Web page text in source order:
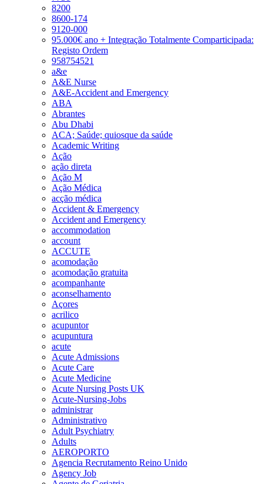
8200
8600-174
9120-000
95.000€ ano + Integração Totalmente Comparticipada:
Registo Ordem
958754521
a&e
A&E Nurse
A&E-Accident and Emergency
ABA
Abrantes
Abu Dhabi
ACA; Saúde; quiosque da saúde
Academic Writing
Ação
ação direta
Ação M
Ação Médica
acção médica
Accident & Emergency
Accident and Emergency
accommodation
account
ACCUTE
acomodação
acomodação gratuita
acompanhante
aconselhamento
Açores
acrilico
acupuntor
acupuntura
acute
Acute Admissions
Acute Care
Acute Medicine
Acute Nursing Posts UK
Acute-Nursing-Jobs
administrar
Administrativo
Adult Psychiatry
Adults
AEROPORTO
Agencia Recrutamento Reino Unido
Agency Job